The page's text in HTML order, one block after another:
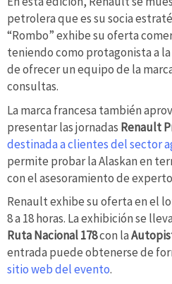
petrolera que es su socia
“Rombo” exhibe su oferta
teniendo como protagonista a la
de ofrecer un equipo de la
consultas.
La marca francesa también
presentar las jornadas Renault
destinada a clientes del sector
permite probar la Alaskan en
con el asesoramiento de
Renault exhibe su oferta en el
8 a 18 horas. La exhibición se
Ruta Nacional 178con la
entrada puede obtenerse de
sitio web del evento.